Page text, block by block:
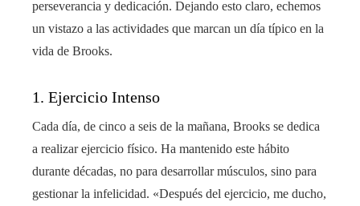
perseverancia y dedicación. Dejando esto claro, echemos
un vistazo a las actividades que marcan un día típico en la
vida de Brooks.
1. Ejercicio Intenso
Cada día, de cinco a seis de la mañana, Brooks se dedica
a realizar ejercicio físico. Ha mantenido este hábito
durante décadas, no para desarrollar músculos, sino para
gestionar la infelicidad. «Después del ejercicio, me ducho,